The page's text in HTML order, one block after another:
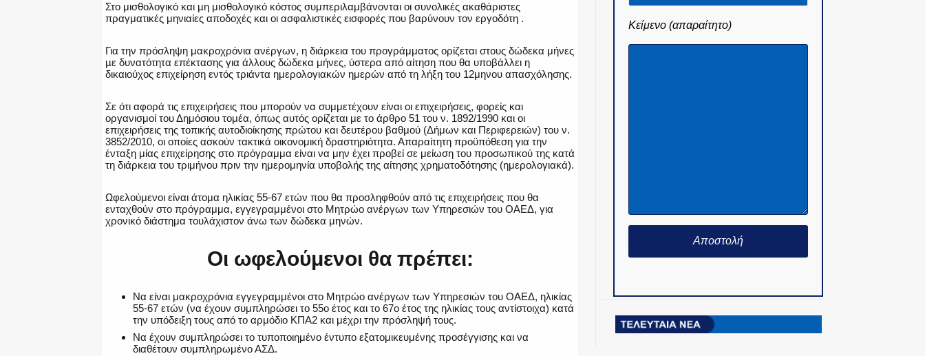
Στο μισθολογικό και µη μισθολογικό κόστος συμπεριλαμβάνονται οι συνολικές ακαθάριστες
πραγματικές μηνιαίες αποδοχές και οι ασφαλιστικές εισφορές που βαρύνουν τον εργοδότη .
Για την πρόσληψη μακροχρόνια ανέργων, η διάρκεια του προγράμματος ορίζεται στους δώδεκα μήνες
µε δυνατότητα επέκτασης για άλλους δώδεκα μήνες, ύστερα από αίτηση που θα υποβάλλει η
δικαιούχος επιχείρηση εντός τριάντα ημερολογιακών ημερών από τη λήξη του 12μηνου απασχόλησης.
Σε ότι αφορά τις επιχειρήσεις που μπορούν να συμμετέχουν είναι οι επιχειρήσεις, φορείς και
οργανισμοί του Δημόσιου τομέα, όπως αυτός ορίζεται με το άρθρο 51 του ν. 1892/1990 και οι
επιχειρήσεις της τοπικής αυτοδιοίκησης πρώτου και δευτέρου βαθμού (Δήμων και Περιφερειών) του ν.
3852/2010, οι οποίες ασκούν τακτικά οικονομική δραστηριότητα. Απαραίτητη προϋπόθεση για την
ένταξη μίας επιχείρησης στο πρόγραμμα είναι να μην έχει προβεί σε μείωση του προσωπικού της κατά
τη διάρκεια του τριμήνου πριν την ημερομηνία υποβολής της αίτησης χρηματοδότησης (ημερολογιακά).
Ωφελούμενοι είναι άτομα ηλικίας 55-67 ετών που θα προσληφθούν από τις επιχειρήσεις που θα
ενταχθούν στο πρόγραμμα, εγγεγραμμένοι στο Μητρώο ανέργων των Υπηρεσιών του ΟΑΕΔ, για
χρονικό διάστημα τουλάχιστον άνω των δώδεκα μηνών.
Οι ωφελούμενοι θα πρέπει:
Να είναι μακροχρόνια εγγεγραμμένοι στο Μητρώο ανέργων των Υπηρεσιών του ΟΑΕΔ, ηλικίας
55-67 ετών (να έχουν συμπληρώσει το 55ο έτος και το 67ο έτος της ηλικίας τους αντίστοιχα) κατά
την υπόδειξη τους από το αρμόδιο ΚΠΑ2 και μέχρι την πρόσληψή τους.
Να έχουν συμπληρώσει το τυποποιημένο έντυπο εξατομικευμένης προσέγγισης και να
διαθέτουν συμπληρωμένο ΑΣΔ.
Κείμενο (απαραίτητο)